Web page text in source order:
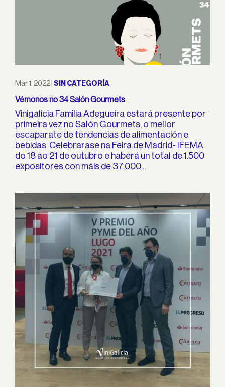
Mar 1, 2022 SIN CATEGORÍA
Vémonos no 34 Salón Gourmets
Vinigalicia Familia Adegueira estará presente por
primeira vez no Salón Gourmets, o mellor
escaparate de tendencias de alimentación e
bebidas. Celebrarase na Feira de Madrid- IFEMA
do 18 ao 21 de outubro e haberá un total de 1.500
expositores con máis de 37.000...